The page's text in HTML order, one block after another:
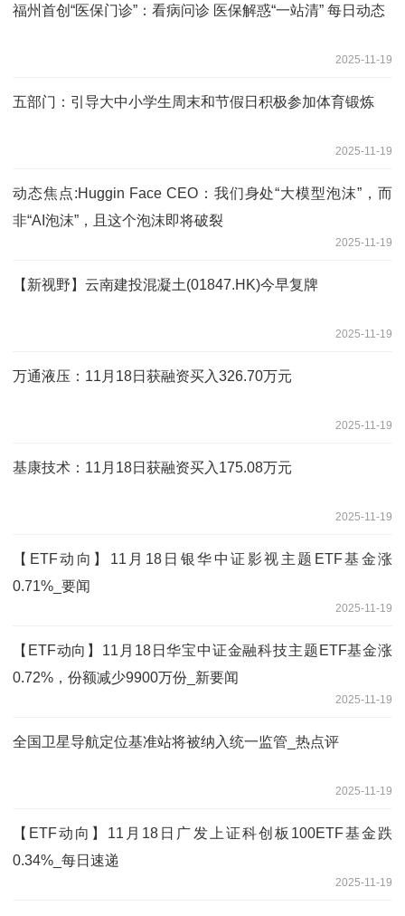
福州首创“医保门诊”：看病问诊 医保解惑“一站清” 每日动态
2025-11-19
五部门：引导大中小学生周末和节假日积极参加体育锻炼
2025-11-19
动态焦点:Huggin Face CEO：我们身处“大模型泡沫”，而
非“AI泡沫”，且这个泡沫即将破裂
2025-11-19
【新视野】云南建投混凝土(01847.HK)今早复牌
2025-11-19
万通液压：11月18日获融资买入326.70万元
2025-11-19
基康技术：11月18日获融资买入175.08万元
2025-11-19
【ETF动向】11月18日银华中证影视主题ETF基金涨
0.71%_要闻
2025-11-19
【ETF动向】11月18日华宝中证金融科技主题ETF基金涨
0.72%，份额减少9900万份_新要闻
2025-11-19
全国卫星导航定位基准站将被纳入统一监管_热点评
2025-11-19
【ETF动向】11月18日广发上证科创板100ETF基金跌
0.34%_每日速递
2025-11-19